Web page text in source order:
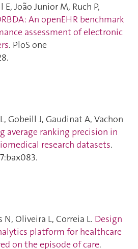
João Junior M, Ruch P,
An openEHR benchmark
assessment of electronic
. PloS one
Gobeill J, Gaudinat A, Vachon
average ranking precision in
research datasets.
N, Oliveira L, Correia L. Design
platform for healthcare
on the episode of care.